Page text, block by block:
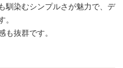
馴染むシンプルさが魅力で、デ
抜群です。